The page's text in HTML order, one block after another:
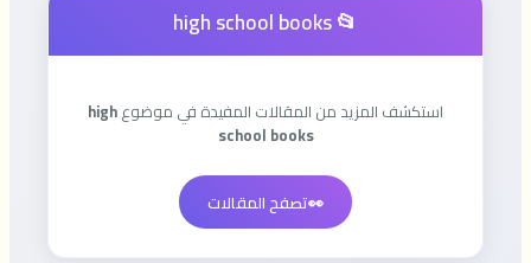
📂 high school books
استكشف المزيد من المقالات المفيدة في موضوعhigh
school books
👀تصفح المقالات